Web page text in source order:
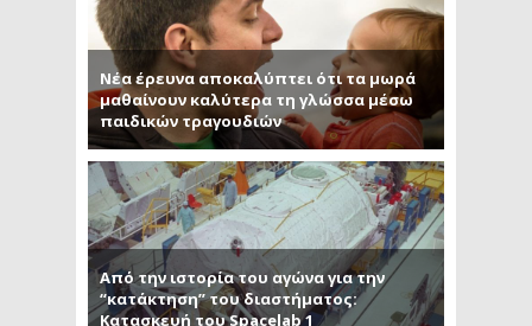
Νέα έρευνα αποκαλύπτει ότι τα μωρά
μαθαίνουν καλύτερα τη γλώσσα μέσω
παιδικών τραγουδιών
Από την ιστορία του αγώνα για την
“κατάκτηση” του διαστήματος:
Κατασκευή του Spacelab 1